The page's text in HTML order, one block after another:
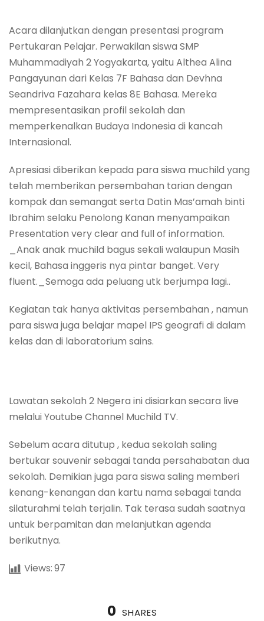
Acara dilanjutkan dengan presentasi program
Pertukaran Pelajar. Perwakilan siswa SMP
Muhammadiyah 2 Yogyakarta, yaitu Althea Alina
Pangayunan dari Kelas 7F Bahasa dan Devhna
Seandriva Fazahara kelas 8E Bahasa. Mereka
mempresentasikan profil sekolah dan
memperkenalkan Budaya Indonesia di kancah
Internasional.
Apresiasi diberikan kepada para siswa muchild yang
telah memberikan persembahan tarian dengan
kompak dan semangat serta Datin Mas’amah binti
Ibrahim selaku Penolong Kanan menyampaikan
Presentation very clear and full of information.
_Anak anak muchild bagus sekali walaupun Masih
kecil, Bahasa inggeris nya pintar banget. Very
fluent._Semoga ada peluang utk berjumpa lagi..
Kegiatan tak hanya aktivitas persembahan , namun
para siswa juga belajar mapel IPS geografi di dalam
kelas dan di laboratorium sains.
Lawatan sekolah 2 Negera ini disiarkan secara live
melalui Youtube Channel Muchild TV.
Sebelum acara ditutup , kedua sekolah saling
bertukar souvenir sebagai tanda persahabatan dua
sekolah. Demikian juga para siswa saling memberi
kenang-kenangan dan kartu nama sebagai tanda
silaturahmi telah terjalin. Tak terasa sudah saatnya
untuk berpamitan dan melanjutkan agenda
berikutnya.
Views:97
0 SHARES